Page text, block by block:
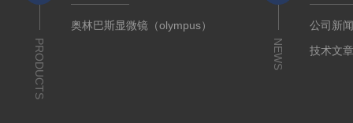
PRODUCTS
奥林巴斯显微镜（olympus）
NEWS
公司新
技术文